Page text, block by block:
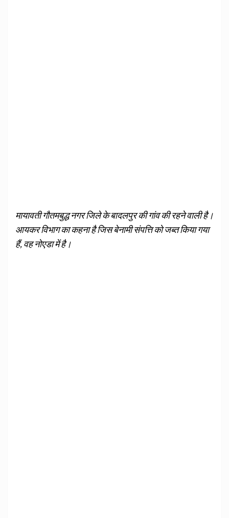
मायावती गौतमबुद्ध नगर जिले के बादलपुर की गांव की रहने वाली है।
आयकर विभाग का कहना है जिस बेनामी संपत्ति को जब्त किया गया
हैं, वह नोएडा में है।